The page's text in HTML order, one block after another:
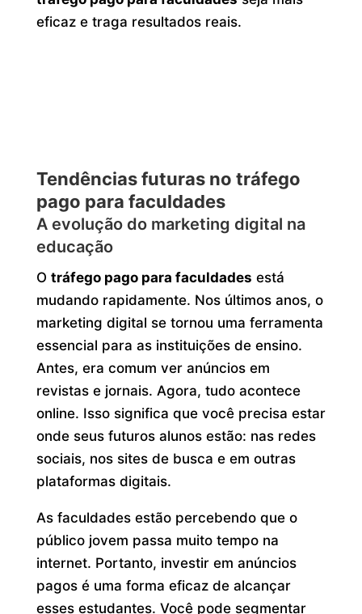
eficaz e traga resultados reais.
Tendências futuras no tráfego
pago para faculdades
A evolução do marketing digital na
educação
O tráfego pago para faculdades está
mudando rapidamente. Nos últimos anos, o
marketing digital se tornou uma ferramenta
essencial para as instituições de ensino.
Antes, era comum ver anúncios em
revistas e jornais. Agora, tudo acontece
online. Isso significa que você precisa estar
onde seus futuros alunos estão: nas redes
sociais, nos sites de busca e em outras
plataformas digitais.
As faculdades estão percebendo que o
público jovem passa muito tempo na
internet. Portanto, investir em anúncios
pagos é uma forma eficaz de alcançar
esses estudantes. Você pode segmentar